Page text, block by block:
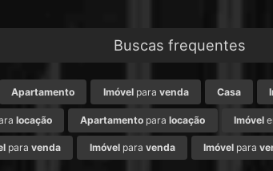
Buscas frequentes
Apartamento Imóvelpara venda Casa
locação Apartamento paralocação Imóvel
paravenda Imóvelpara venda Imóvelpara